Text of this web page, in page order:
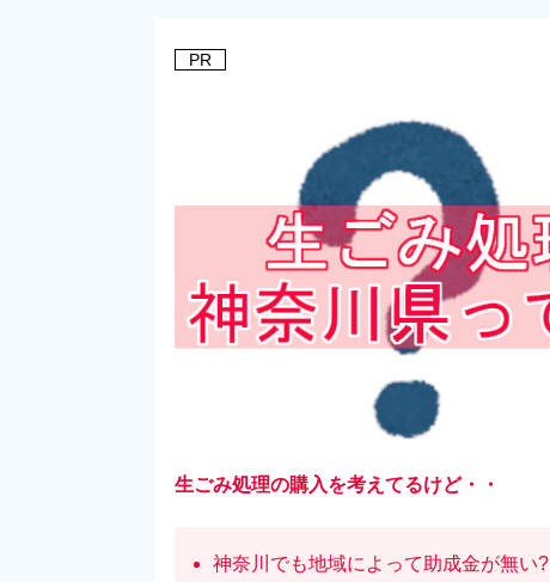
PR
生ごみ処理の購入を考えてるけど・・
神奈川でも地域によって助成金が無い?